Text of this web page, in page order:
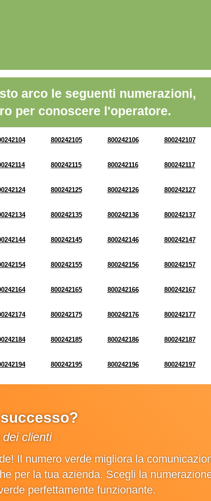
arco le seguenti numerazioni,
per conoscere l'operatore.
800242105 800242106 800242107
800242115 800242116 800242117
800242125 800242126 800242127
800242135 800242136 800242137
800242145 800242146 800242147
800242155 800242156 800242157
800242165 800242166 800242167
800242175 800242176 800242177
800242185 800242186 800242187
800242195 800242196 800242197
clienti
Il numero verde migliora la
per la tua azienda. Scegli la
perfettamente funzionante.